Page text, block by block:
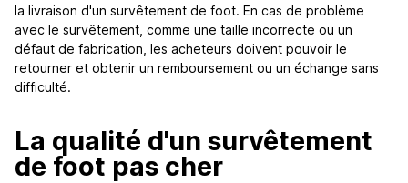
la livraison d'un survêtement de foot. En cas de problème
avec le survêtement, comme une taille incorrecte ou un
défaut de fabrication, les acheteurs doivent pouvoir le
retourner et obtenir un remboursement ou un échange sans
difficulté.
La qualité d'un survêtement
de foot pas cher